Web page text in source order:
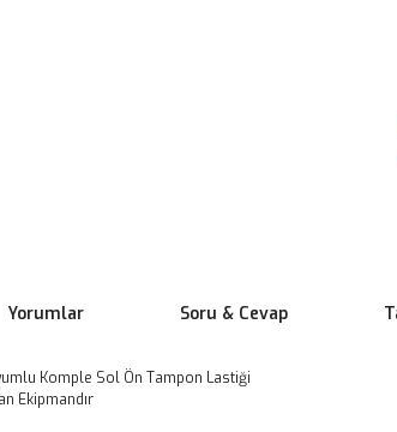
Yorumlar Soru & Cevap
Komple Sol Ön Tampon Lastiği
Ekipmandır